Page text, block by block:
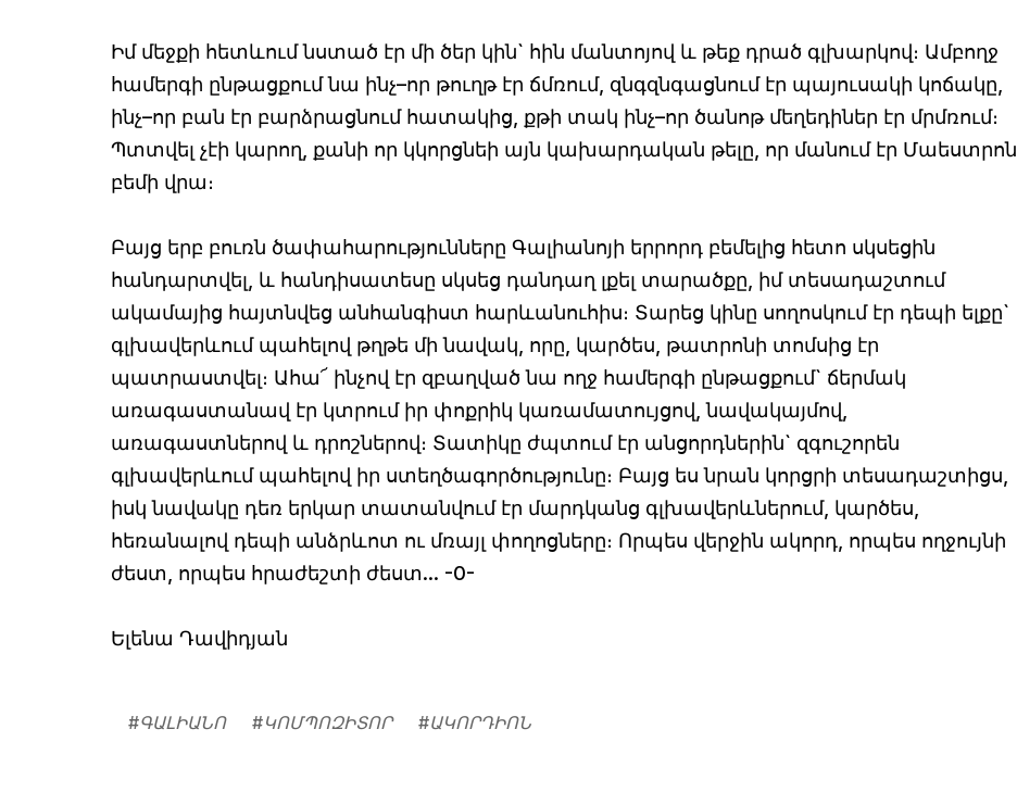
Իմ մեջքի հետևում նստած էր մի ծեր կին` հին մանտոյով և թեք դրած գլխարկով։ Ամբողջ
համերգի ընթացքում նա ինչ–որ թուղթ էր ճմռում, զնգզնգացնում էր պայուսակի կոճակը,
ինչ–որ բան էր բարձրացնում հատակից, քթի տակ ինչ–որ ծանոթ մեղեդիներ էր մրմռում։
Պտտվել չէի կարող, քանի որ կկորցնեի այն կախարդական թելը, որ մանում էր Մաեստրոն
բեմի վրա։
Բայց երբ բուռն ծափահարությունները Գալիանոյի երրորդ բեմելից հետո սկսեցին
հանդարտվել, և հանդիսատեսը սկսեց դանդաղ լքել տարածքը, իմ տեսադաշտում
ակամայից հայտնվեց անհանգիստ հարևանուհիս։ Տարեց կինը սողոսկում էր դեպի ելքը`
գլխավերևում պահելով թղթե մի նավակ, որը, կարծես, թատրոնի տոմսից էր
պատրաստվել։ Ահա՜ ինչով էր զբաղված նա ողջ համերգի ընթացքում` ճերմակ
առագաստանավ էր կտրում իր փոքրիկ կառամատույցով, նավակայմով,
առագաստներով և դրոշներով։ Տատիկը ժպտում էր անցորդներին` զգուշորեն
գլխավերևում պահելով իր ստեղծագործությունը։ Բայց ես նրան կորցրի տեսադաշտիցս,
իսկ նավակը դեռ երկար տատանվում էր մարդկանց գլխավերևներում, կարծես,
հեռանալով դեպի անձրևոտ ու մռայլ փողոցները։ Որպես վերջին ակորդ, որպես ողջույնի
ժեստ, որպես հրաժեշտի ժեստ... -0-
Ելենա Դավիդյան
#ԳԱԼԻԱՆՈ #ԿՈՄՊՈԶԻՏՈՐ #ԱԿՈՐԴԻՈՆ